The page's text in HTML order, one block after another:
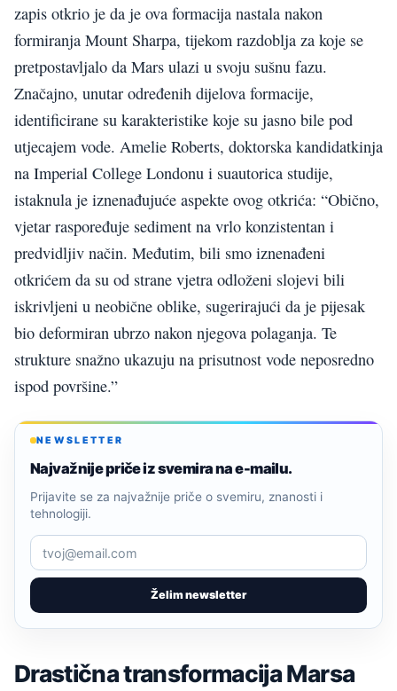
zapis otkrio je da je ova formacija nastala nakon
formiranja Mount Sharpa, tijekom razdoblja za koje se
pretpostavljalo da Mars ulazi u svoju sušnu fazu.
Značajno, unutar određenih dijelova formacije,
identificirane su karakteristike koje su jasno bile pod
utjecajem vode. Amelie Roberts, doktorska kandidatkinja
na Imperial College Londonu i suautorica studije,
istaknula je iznenađujuće aspekte ovog otkrića: “Obično,
vjetar raspoređuje sediment na vrlo konzistentan i
predvidljiv način. Međutim, bili smo iznenađeni
otkrićem da su od strane vjetra odloženi slojevi bili
iskrivljeni u neobične oblike, sugerirajući da je pijesak
bio deformiran ubrzo nakon njegova polaganja. Te
strukture snažno ukazuju na prisutnost vode neposredno
ispod površine.”
NEWSLETTER
Najvažnije priče iz svemira na e-mailu.
Želim newsletter
Prijavite se za najvažnije priče o svemiru, znanosti i
tehnologiji.
Drastična transformacija Marsa